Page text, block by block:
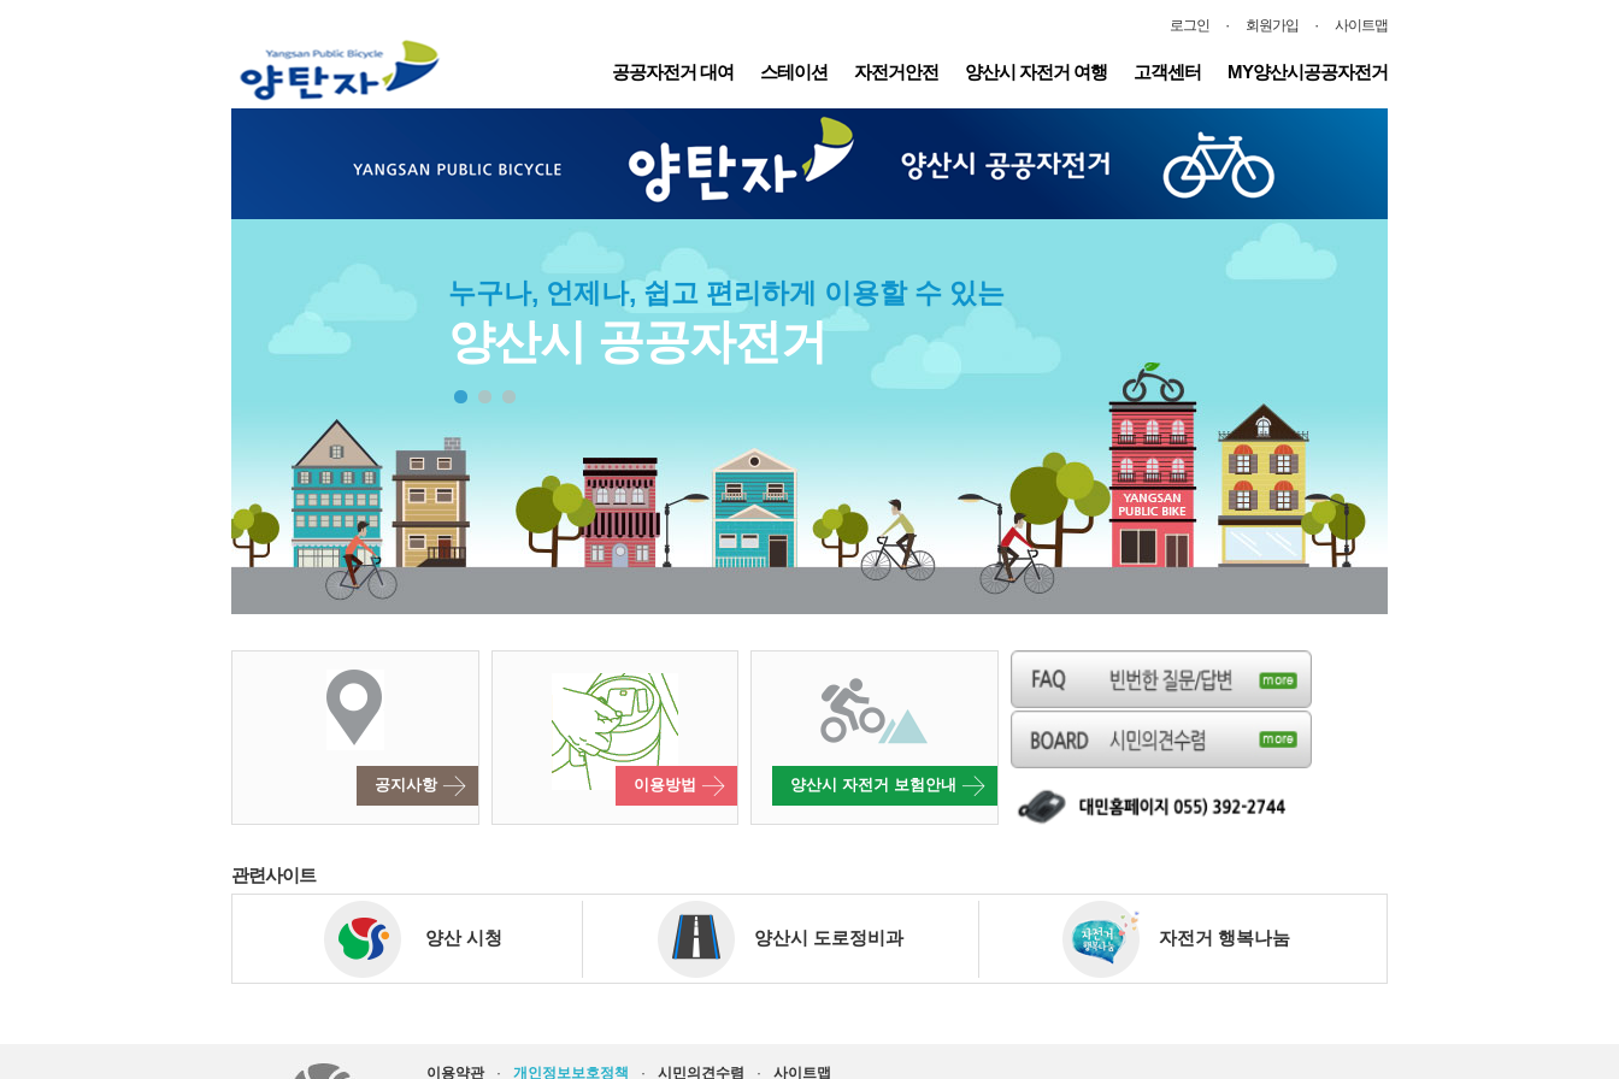
로그인 · 회원가입 · 사이트맵
공공자전거 대여 스테이션 자전거안전 양산시 자전거 여행 고객센터 MY양산시공공자전거
누구나, 언제나, 쉽고 편리하게 이용할 수 있는
양산시 공공자전거
공지사항 이용방법 양산시 자전거 보험안내
관련사이트
양산 시청 양산시 도로정비과 자전거 행복나눔
이용약관 · 개인정보보호정책 · 시민의견수렴 · 사이트맵